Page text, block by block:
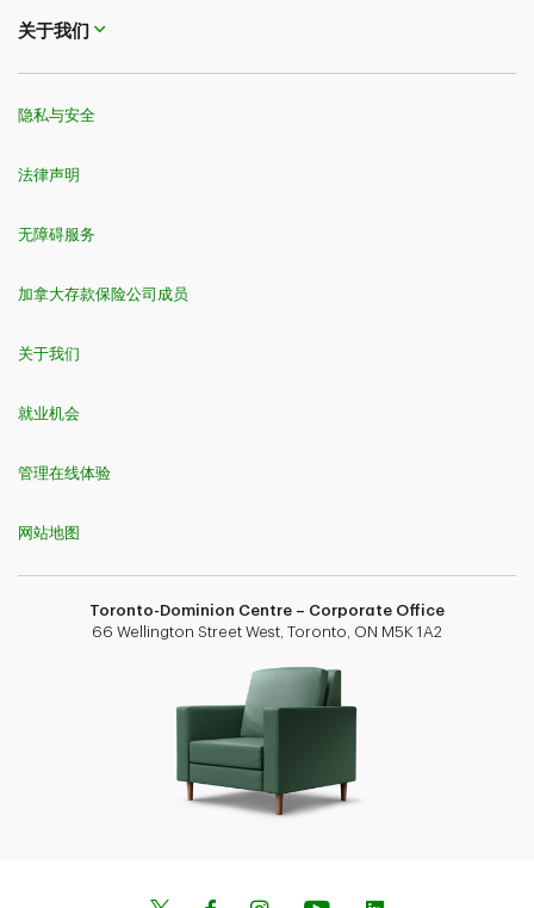
关于我们
隐私与安全
法律声明
无障碍服务
加拿大存款保险公司成员
关于我们
就业机会
管理在线体验
网站地图
Toronto-Dominion Centre – Corporate Office
66 Wellington Street West, Toronto, ON M5K 1A2